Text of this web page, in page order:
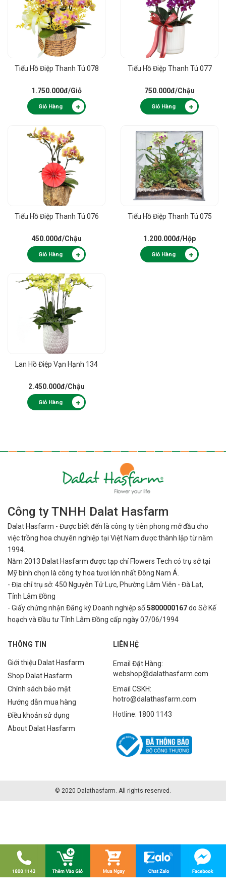
Tiểu Hồ Điệp Thanh Tú 078
1.750.000đ/Giỏ
Giỏ Hàng
Tiểu Hồ Điệp Thanh Tú 077
750.000đ/Chậu
Giỏ Hàng
Tiểu Hồ Điệp Thanh Tú 076
450.000đ/Chậu
Giỏ Hàng
Tiểu Hồ Điệp Thanh Tú 075
1.200.000đ/Hộp
Giỏ Hàng
Lan Hồ Điệp Vạn Hạnh 134
2.450.000đ/Chậu
Giỏ Hàng
Công ty TNHH Dalat Hasfarm
Dalat Hasfarm - Được biết đến là công ty tiên phong mở đầu cho
việctrồng hoa chuyên nghiệp tại Việt Nam được thành lập từ năm
1994.
Năm 2013 Dalat Hasfarm được tạp chí Flowers Tech có trụ sở tại
Mỹ bình chọn là công ty hoa tươi lớn nhất Đông Nam Á.
- Địa chỉ trụ sở: 450 Nguyên Tử Lực, Phường Lâm Viên - Đà Lạt,
Tỉnh Lâm Đồng
- Giấy chứng nhận Đăng ký Doanh nghiệp số5800000167do Sở Kế
hoạch và Đầu tư Tỉnh Lâm Đồng cấp ngày 07/06/1994
THÔNG TIN
Giới thiệu Dalat Hasfarm
Shop Dalat Hasfarm
Chính sách bảo mật
Hướng dẫn mua hàng
Điều khoản sử dụng
About Dalat Hasfarm
LIÊN HỆ
Email Đặt Hàng:
webshop@dalathasfarm.com
Email CSKH:
hotro@dalathasfarm.com
Hotline: 1800 1143
© 2020 Dalathasfarm. All rights reserved.